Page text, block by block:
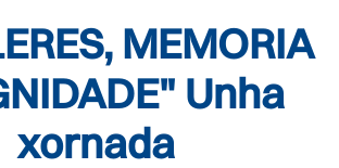
MEMORIA
Unha
xornada